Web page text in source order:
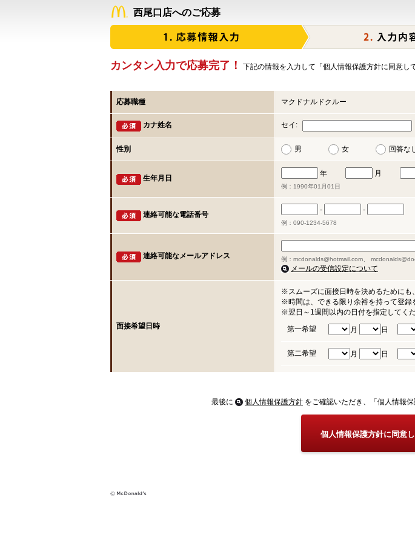
西尾口店へのご応募
カンタン入力で応募完了！ 下記の情報を入力して「個人情報保護方針に同意し
応募職種 マクドナルドクルー
カナ姓名 セイ:
性別 男 女 回答な
生年月日
年 月
例：1990年01月01日
連絡可能な電話番号
- -
例：090-1234-5678
連絡可能なメールアドレス 例：mcdonalds@hotmail.com、
メールの受信設定について
面接希望日時
※スムーズに面接日時を決めるためにも
※時間は、できる限り余裕を持って登録
※翌日～1週間以内の日付を指定してくだ
第一希望
月 日
第二希望 月 日
最後に 個人情報保護方針 をご確認いただき、「個人情報
個人情報保護方針に同意